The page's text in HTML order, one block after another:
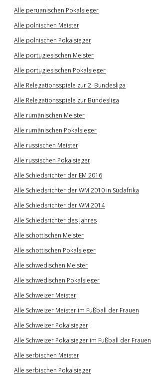
Alle peruanischen Pokalsieger
Alle polnischen Meister
Alle polnischen Pokalsieger
Alle portugiesischen Meister
Alle portugiesischen Pokalsieger
Alle Relegationsspiele zur 2. Bundesliga
Alle Relegationsspiele zur Bundesliga
Alle rumänischen Meister
Alle rumänischen Pokalsieger
Alle russischen Meister
Alle russischen Pokalsieger
Alle Schiedsrichter der EM 2016
Alle Schiedsrichter der WM 2010 in Südafrika
Alle Schiedsrichter der WM 2014
Alle Schiedsrichter des Jahres
Alle schottischen Meister
Alle schottischen Pokalsieger
Alle schwedischen Meister
Alle schwedischen Pokalsieger
Alle Schweizer Meister
Alle Schweizer Meister im Fußball der Frauen
Alle Schweizer Pokalsieger
Alle Schweizer Pokalsieger im Fußball der Frauen
Alle serbischen Meister
Alle serbischen Pokalsieger